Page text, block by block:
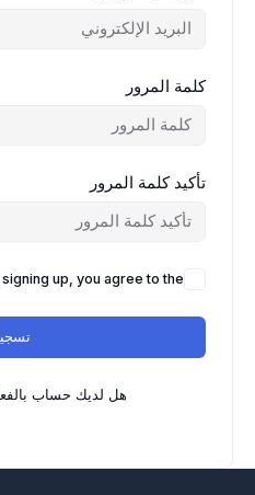
كلمة المرور
تأكيد كلمة المرور
signing up, you agree to the
هل لديك حساب